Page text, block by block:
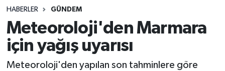
HABERLER GÜNDEM
Meteoroloji'den Marmara
için yağış uyarısı
Meteoroloji'den yapılan son tahminlere göre
DÜNYA
EĞİTİM
EKONOMİ
Tüm Manşetler
Son Dakika Haberleri
Haber Arşivi